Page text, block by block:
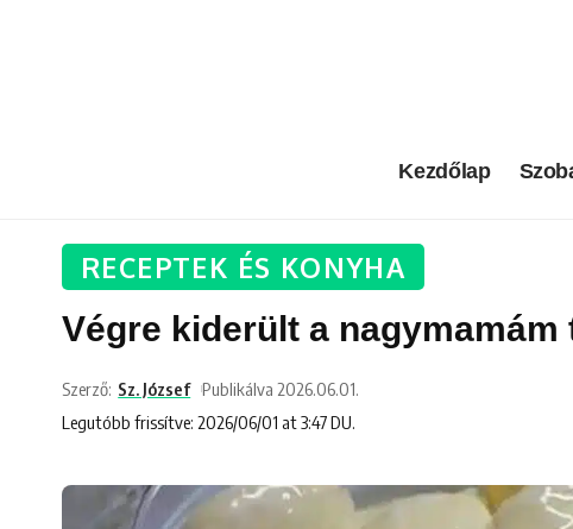
Kezdőlap
RECEPTEK ÉS KONYHA
Végre kiderült a
Legutóbb frissítve: 2026/06/01 at 3:47 DU.
Szerző: Sz. József Publikálva 2026.06.01.